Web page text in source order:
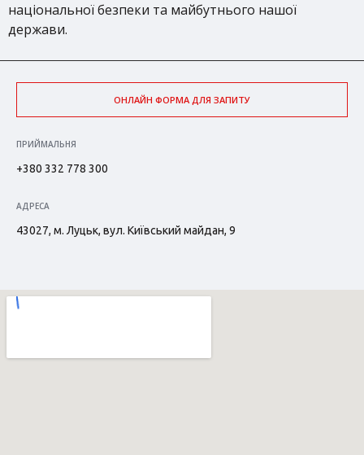
національної безпеки та майбутнього нашої
держави.
ОНЛАЙН ФОРМА ДЛЯ ЗАПИТУ
ПРИЙМАЛЬНЯ
+380 332 778 300
АДРЕСА
43027, м. Луцьк, вул. Київський майдан, 9